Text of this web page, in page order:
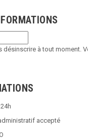
désinscrire à tout moment.
accepté